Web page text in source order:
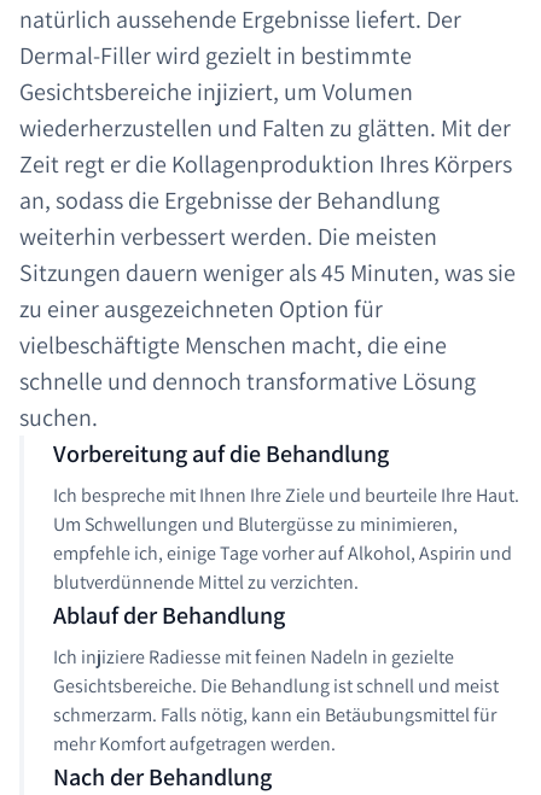
natürlich aussehende Ergebnisse liefert. Der
Dermal-Filler wird gezielt in bestimmte
Gesichtsbereiche injiziert, um Volumen
wiederherzustellen und Falten zu glätten. Mit der
Zeit regt er die Kollagenproduktion Ihres Körpers
an, sodass die Ergebnisse der Behandlung
weiterhin verbessert werden. Die meisten
Sitzungen dauern weniger als 45 Minuten, was sie
zu einer ausgezeichneten Option für
vielbeschäftigte Menschen macht, die eine
schnelle und dennoch transformative Lösung
suchen.
Vorbereitung auf die Behandlung
Ich bespreche mit Ihnen Ihre Ziele und beurteile Ihre Haut.
Um Schwellungen und Blutergüsse zu minimieren,
empfehle ich, einige Tage vorher auf Alkohol, Aspirin und
blutverdünnende Mittel zu verzichten.
Ablauf der Behandlung
Ich injiziere Radiesse mit feinen Nadeln in gezielte
Gesichtsbereiche. Die Behandlung ist schnell und meist
schmerzarm. Falls nötig, kann ein Betäubungsmittel für
mehr Komfort aufgetragen werden.
Nach der Behandlung